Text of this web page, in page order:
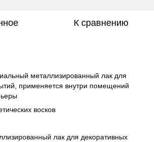
К сравнению
металлизированный лак для
применяется внутри помещений
восков
лак для декоративных